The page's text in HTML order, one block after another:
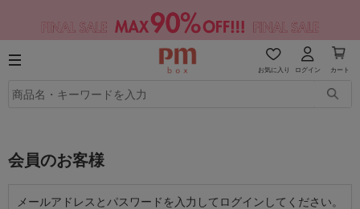
お気に入り ログイン カート
会員のお客様
メールアドレスとパスワードを入力してログインしてください。